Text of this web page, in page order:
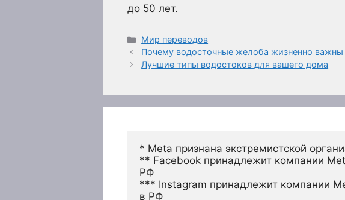
до 50 лет.
Рубрики
Мир переводов
Почему водосточные желоба жизненно
Лучшие типы водостоков для вашего дома
* Meta признана экстремистской
** Facebook принадлежит компании
РФ
*** Instagram принадлежит компании
в РФ